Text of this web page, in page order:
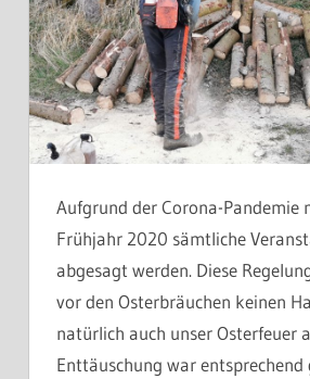
Aufgrund der Corona-Pandemie
Frühjahr 2020 sämtliche
abgesagt werden. Diese
vor den Osterbräuchen keinen
natürlich auch unser Osterfeuer
Enttäuschung war entsprechend